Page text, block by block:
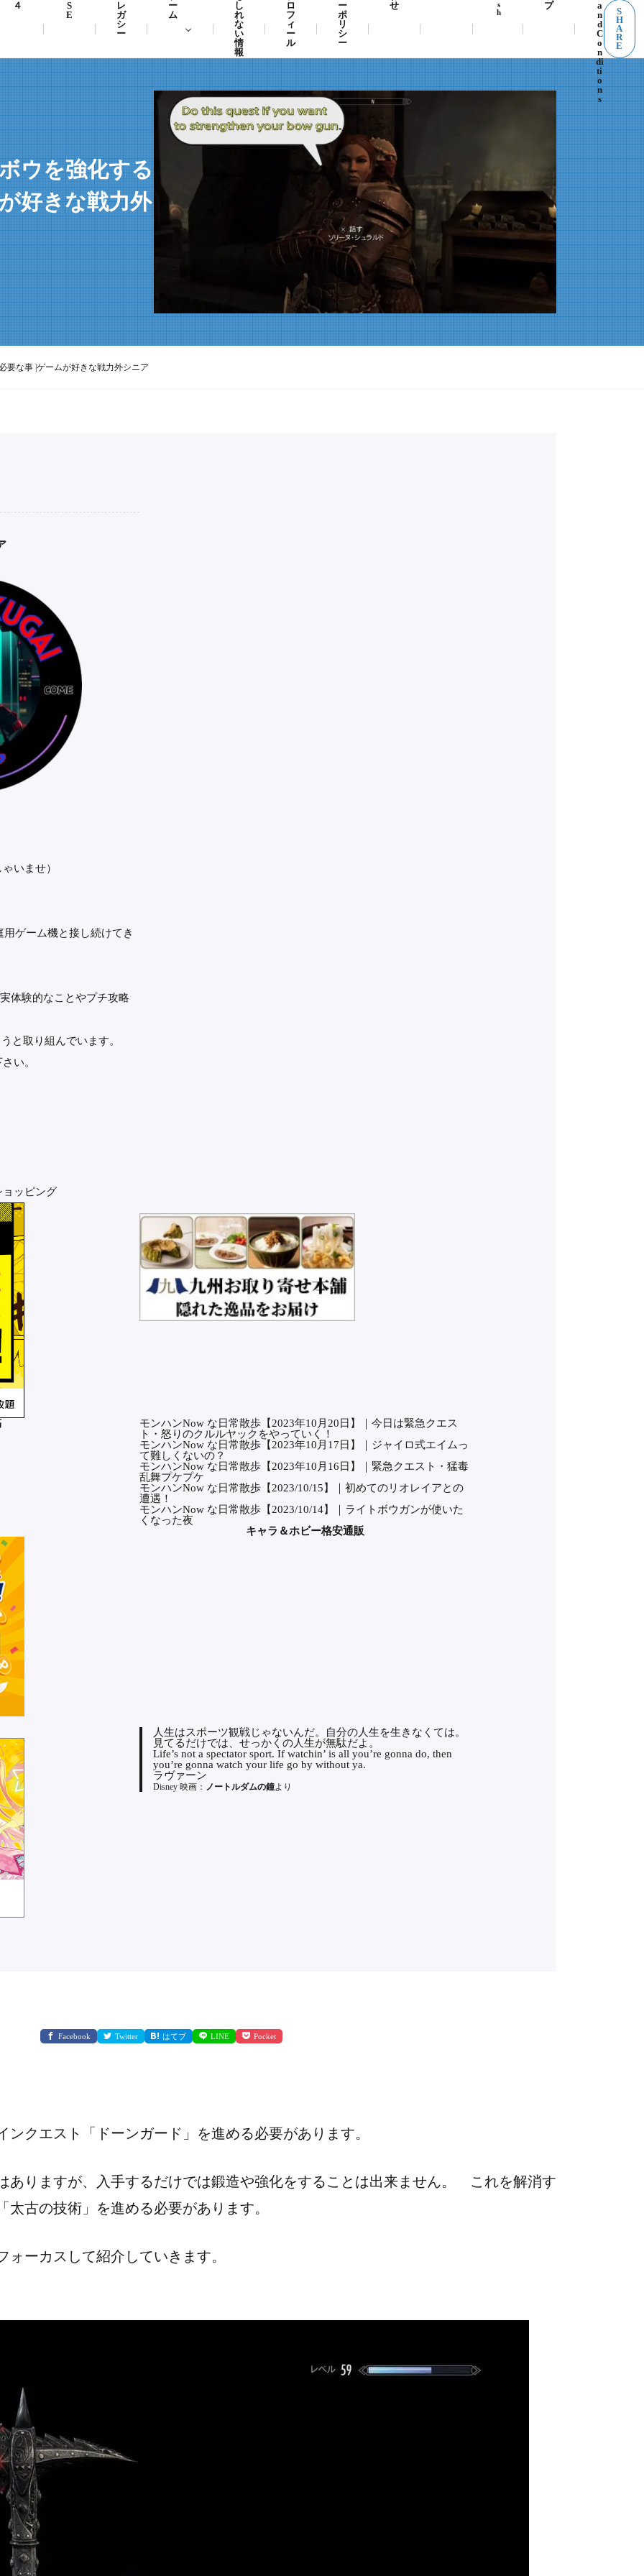
４
S
E
レ
ガ
シ
ー
ー
ム
し
れ
な
い
情
報
ロ
フ
ィ
ー
ル
ー
ポ
リ
シ
ー
せ
s
h
プ
a
n
d
C
o
n
di
ti
o
n
s
S
H
A
R
E
ウを強化する
好きな戦力外
要な事 |ゲームが好きな戦力外シニア
いませ）
ゲーム機と接し続けてき
体験的なことやプチ攻略
と取り組んでいます。
い。
ッピング
モンハンNow な日常散歩【2023年10月20日】｜今日は緊急クエス
ト・怒りのクルルヤックをやっていく！
モンハンNow な日常散歩【2023年10月17日】｜ジャイロ式エイムっ
て難しくないの？
モンハンNow な日常散歩【2023年10月16日】｜緊急クエスト・猛毒
乱舞プケプケ
モンハンNow な日常散歩【2023/10/15】｜初めてのリオレイアとの
遭遇！
モンハンNow な日常散歩【2023/10/14】｜ライトボウガンが使いた
くなった夜
キャラ＆ホビー格安通販
人生はスポーツ観戦じゃないんだ。自分の人生を生きなくては。
見てるだけでは、せっかくの人生が無駄だよ。
Life’s not a spectator sport. If watchin’ is all you’re gonna do, then
you’re gonna watch your life go by without ya.
ラヴァーン
Disney 映画： ノートルダムの鐘より
Facebook Twitter はてブ LINE Pocket
クエスト「ドーンガード」を進める必要があります。
ありますが、入手するだけでは鍛造や強化をすることは出来ません。 これを解消す
古の技術」を進める必要があります。
ーカスして紹介していきます。